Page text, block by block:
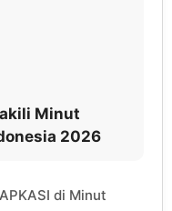
Minut
2026
di Minut